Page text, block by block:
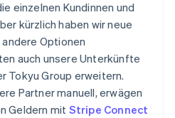
einzelnen Kundinnen und
kürzlich haben wir neue
Optionen
auch unsere Unterkünfte
Tokyu Group erweitern.
Partner manuell, erwägen
Geldern mit Stripe Connect